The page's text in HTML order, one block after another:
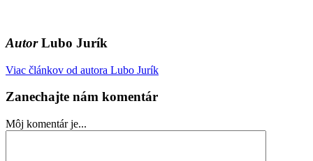
AutorLubo Jurík
Viac článkov od autora Lubo Jurík
Zanechajte nám komentár
Môj komentár je...